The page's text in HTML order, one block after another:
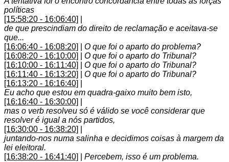
políticas
[15:58:20 - 16:06:40]
de que prescindiam do direito de reclamação e aceitava-se
que...
[16:06:40 - 16:08:20]
O que foi o aparto do problema?
[16:08:20 - 16:10:00]
O que foi o aparto do Tribunal?
[16:10:00 - 16:11:40]
O que foi o aparto do Tribunal?
[16:11:40 - 16:13:20]
O que foi o aparto do Tribunal?
[16:13:20 - 16:16:40]
Eu acho que estou em quadra-gaixo muito bem isto,
[16:16:40 - 16:30:00]
mas o verb resolveu só é válido se você considerar que
resolver é igual a nós partidos,
[16:30:00 - 16:38:20]
juntando-nos numa salinha e decidimos coisas à margem da
lei eleitoral.
[16:38:20 - 16:41:40]
Percebem, isso é um problema.